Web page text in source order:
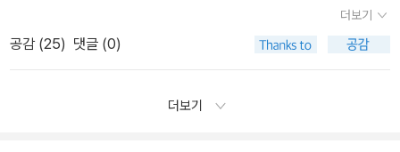
어 생각해보자. 관계로 보면 정신분석을 하게 되고 정신분석을 하다
보면 틀림없이 페미니즘과 맞닿게 되고.... 이런 식의 흐름을 타다 보
면 좋은 글, 새로운 글이 나오게 된다. 이런 글을 쓰려면 결국 책을 읽
책일 것 같다. 그런점에서 그런 학생들이 읽었으면 좋겠지만 같은 마
음으로 그런 학생들이 읽지 않기를 바라기도 했다. 나는 《젊은 베르테
봐 너무 무서웠거든. 아무튼 너무 재미있어서 헤르만 헤세의 데미안
청해놓았기에 띵똥 알림이 왔는데, 책 제목도 그렇고 책 표지도 그렇
가 왜..... (하지만 작품을 읽고 나면 대충 음 그래 촌스럽지만 끄덕끄
는 겁니다. 웃음이 났죠. ㅋㅋㅋㅋㅋㅋㅋㅋㅋㅋㅋㅋㅋㅋ검색해보니
단편집 《정결한 집》에 실려있더라. 정결한 집… 사야되나?안된다.왜
냐하면 투비 이벤트로 받은 적립금과 이달의 당선작 적립금을 다 쓰
때문일까? 복잡다단한 세계를 설명할 수 있는 제1의 원리, 또는 내가
믿고 기댈 수 있는 완전무결한 가치에 대한 욕망 같은 것 말이다.아마
실은 세상이 아주 복잡해져서 온전한 자작 혼자서는 그것을 이룰 수
이른 새벽 5시에 깼기에, 머리를 좀 씻을 생각으로 저 책을 잡아보았
다. 구색은 얼추 갖추었으나, 잘 간추린 책이라고는 보기는 어렵다.
127쪽에 Mary Wollstonecraft의 사망연도가 1997년으로 되어
있는데, 당연히 1797년의 오기이다. 133쪽 Phillippa Foot의 이름
더보기
공감 (25) 댓글 (0)
더보기